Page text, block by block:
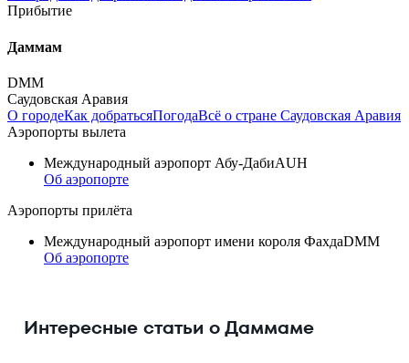
Прибытие
Даммам
DMM
Саудовская Аравия
О городеКак добратьсяПогодаВсё о стране Саудовская Аравия
Аэропорты вылета
Международный аэропорт Абу-ДабиAUH
Об аэропорте
Аэропорты прилёта
Международный аэропорт имени короля ФахдаDMM
Об аэропорте
Интересные статьи о Даммаме